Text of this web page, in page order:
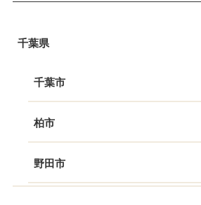
千葉県
千葉市
柏市
野田市